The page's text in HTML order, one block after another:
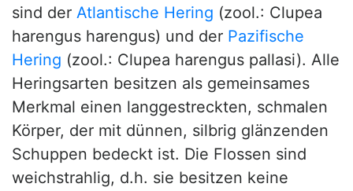
sind der Atlantische Hering (zool.: Clupea
harengus harengus) und der Pazifische
Hering (zool.: Clupea harengus pallasi). Alle
Heringsarten besitzen als gemeinsames
Merkmal einen langgestreckten, schmalen
Körper, der mit dünnen, silbrig glänzenden
Schuppen bedeckt ist. Die Flossen sind
weichstrahlig, d.h. sie besitzen keine